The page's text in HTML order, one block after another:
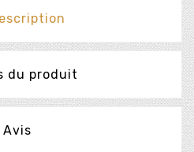
du produit
Avis